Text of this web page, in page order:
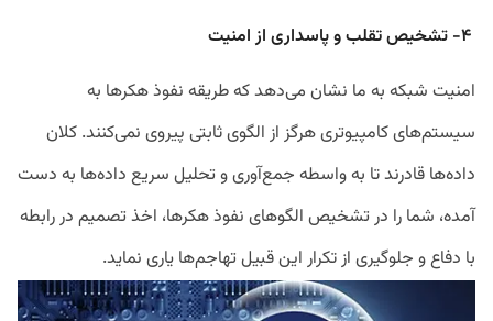
امنیت شبکه به ما نشان می‌دهد که طریقه نفوذ هکر‌ها به
سیستم‌های کامپیوتری هرگز از الگوی ثابتی پیروی نمی‌کنند. کلان
داده‌ها قادرند تا به واسطه جمع‌آوری و تحلیل سریع داده‌ها به دست
آمده، شما را در تشخیص الگو‌های نفوذ هکر‌ها، اخذ تصمیم در رابطه
با دفاع و جلوگیری از تکرار این قبیل تهاجم‌ها یاری نماید.